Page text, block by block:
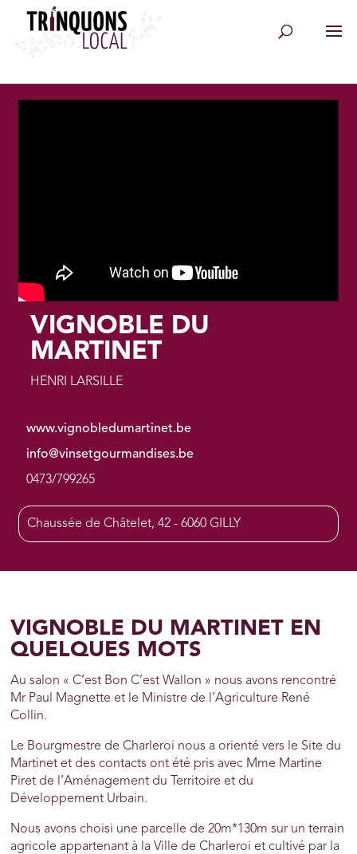
VIGNOBLE DU
MARTINET
HENRI LARSILLE
www.vignobledumartinet.be
info@vinsetgourmandises.be
0473/799265
Chaussée de Châtelet, 42 - 6060 GILLY
VIGNOBLE DU MARTINET EN
QUELQUES MOTS
Au salon « C’est Bon C’est Wallon » nous avons rencontré
Mr Paul Magnette et le Ministre de l’Agriculture René
Collin.
Le Bourgmestre de Charleroi nous a orienté vers le Site du
Martinet et des contacts ont été pris avec Mme Martine
Piret de l’Aménagement du Territoire et du
Développement Urbain.
Nous avons choisi une parcelle de 20m*130m sur un terrain
agricole appartenant à la Ville de Charleroi et cultivé par la